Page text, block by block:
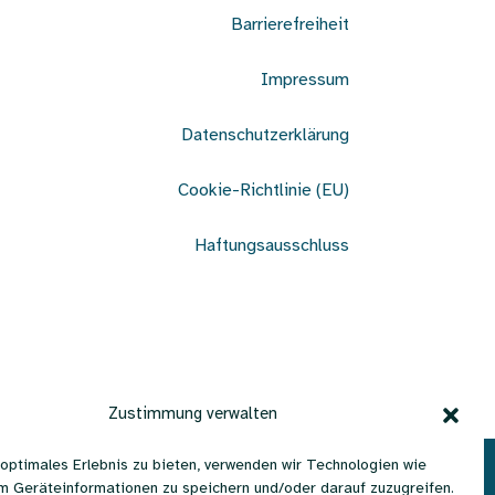
Zustimmung verwalten
Erlebnis zu bieten, verwenden wir Technologien wie
Geräteinformationen zu speichern und/oder darauf zuzugreifen.
Barrierefreiheit
Impressum
Datenschutzerklärung
Cookie-Richtlinie (EU)
Haftungsausschluss